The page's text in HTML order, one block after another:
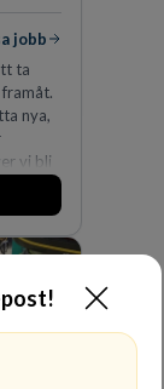
jobb
ta
nya,
vi bli